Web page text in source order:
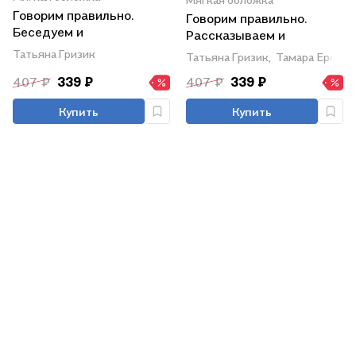
Говорим правильно.
Беседуем и
рассказываем. Пособие
для детей 5-6 лет
Татьяна Гризик
407 ₽ 339 ₽
Купить
Говорим правильно.
Рассказываем и
сочиняем. Пособие для
детей 6-8 лет
Татьяна Гризик, Тамара
407 ₽ 339 ₽
Купить